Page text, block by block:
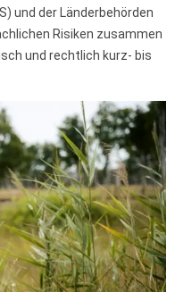
und der Länderbehörden
Risiken zusammen
und rechtlich kurz- bis